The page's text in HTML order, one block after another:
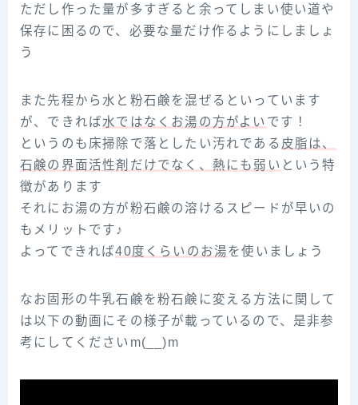
ただし作った量が多すぎると余ってしまい使い道や
保存に困るので、必要な量だけ作るようにしましょ
う
また先程から水と粉石鹸を混ぜるといっています
が、できれば水ではなくお湯の方がよい です！
というのも床掃除で落としたい汚れである 皮脂は、
石鹸の界面活性剤だけでなく、熱にも弱い という特
徴があります
それにお湯の方が粉石鹸の溶けるスピードが早いの
もメリットです♪
よってできれば40度くらいのお湯を使いましょう
なお固形の牛乳石鹸を粉石鹸に変える方法に関して
は以下の動画にその様子が載っているので、是非参
考にしてくださいm(__)m